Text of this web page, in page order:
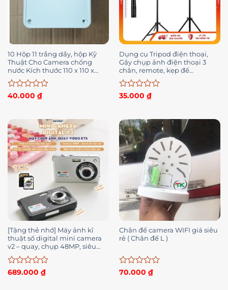
10 Hộp 11 trắng dầy, hộp Kỹ
Thuật Cho Camera chống
nước Kích thước 110 x 110 x
5mm
Được
0
5
sao
40.000 ₫
Dụng cụ Tripod điện thoại,
Gậy chụp ảnh điện thoại 3
chân, remote, kẹp để
livestream, quay video
Được
0
5
sao
35.000 ₫
[Tặng thẻ nhớ] Máy ảnh kĩ
thuật số digital mini camera
v2 – quay, chụp 48MP, siêu
mỏng nhỏ gọn
Được
689.000 ₫
Chân đế camera WIFI giá siêu
rẻ ( Chân đế L )
Được
70.000 ₫